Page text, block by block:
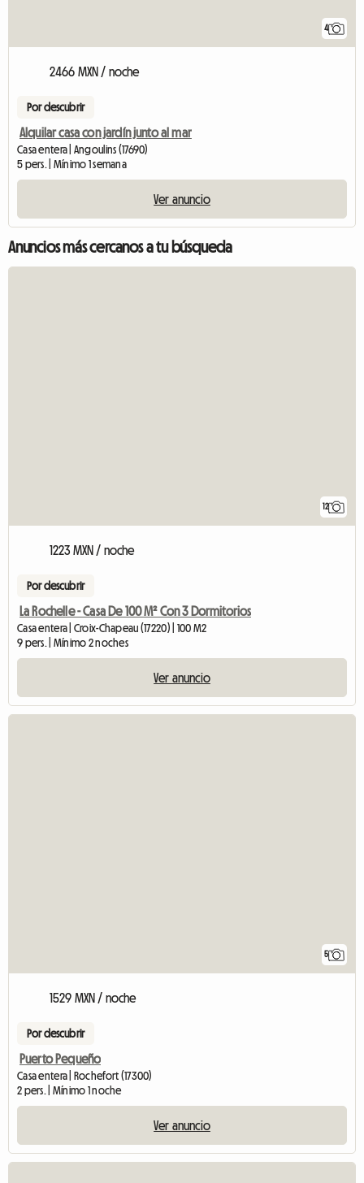
4
2466 MXN / noche
Por descubrir
Alquilar casa con jardín junto al mar
Casa entera | Angoulins (17690)
5 pers. | Mínimo 1 semana
Ver anuncio
Anuncios más cercanos a tu búsqueda
12
1223 MXN / noche
Por descubrir
La Rochelle - Casa De 100 M² Con 3 Dormitorios
Casa entera | Croix-Chapeau (17220) | 100 M2
9 pers. | Mínimo 2 noches
Ver anuncio
5
1529 MXN / noche
Por descubrir
Puerto Pequeño
Casa entera | Rochefort (17300)
2 pers. | Mínimo 1 noche
Ver anuncio